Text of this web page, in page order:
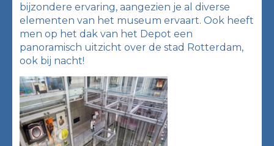
bijzondere ervaring, aangezien je al diverse
elementen van het museum ervaart. Ook heeft
men op het dak van het Depot een
panoramisch uitzicht over de stad Rotterdam,
ook bij nacht!